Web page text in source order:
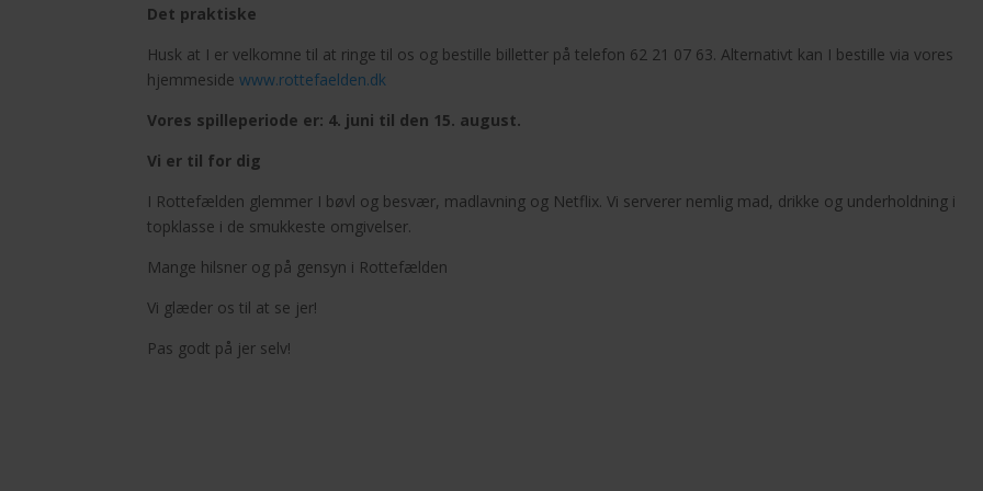
Det praktiske
Husk at I er velkomne til at ringe til os og bestille billetter på telefon 62 21 07 63. Alternativt kan I bestille via vores
hjemmesidewww.rottefaelden.dk
Vores spilleperiode er: 4. juni til den 15. august.
Vi er til for dig
I Rottefælden glemmer I bøvl og besvær, madlavning og Netflix. Vi serverer nemlig mad, drikke og underholdning i
topklasse i de smukkeste omgivelser.
Mange hilsner og på gensyn i Rottefælden
Vi glæder os til at se jer!
Pas godt på jer selv!